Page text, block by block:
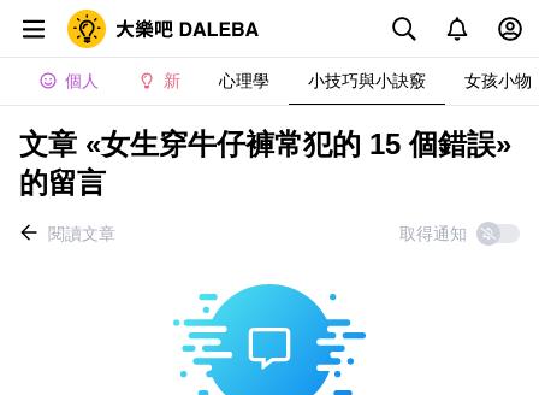
個人 新 心理學 小技巧與小訣竅 女孩小物
文章 «女生穿牛仔褲常犯的 15 個錯誤»
的留言
閱讀文章 取得通知